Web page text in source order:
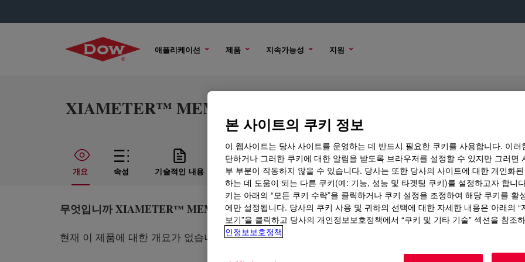
애플리케이션 제품 지속가능성 지원
XIAMETER™ MEM-3346 Emulsion
개요 속성 기술적인 내용 샘플 옵션 구매 옵션
무엇입니까XIAMETER™ MEM-3346 Emulsion?
현재 이 제품에 대한 개요가 없습니다. 자세한 내용은 기술 내용, 샘플 / 구매 옵션 또는 Dow 연락처를 참
본 사이트의 쿠키 정보
이 웹사이트는 당사 사이트를 운영하는 데 반드시 필요한 쿠키를 사용합니다. 이러
단하거나 그러한 쿠키에 대한 알림을 받도록 브라우저를 설정할 수 있지만 그러면
부 부분이 작동하지 않을 수 있습니다. 당사는 또한 당사의 사이트에 대한 개인화
하는 데 도움이 되는 다른 쿠키(예: 기능, 성능 및 타겟팅 쿠키)를 설정하고자 합니
키는 아래의 “모든 쿠키 수락”을 클릭하거나 쿠키 설정을 조정하여 해당 쿠키를 활
에만 설정됩니다. 당사의 쿠키 사용 및 귀하의 선택에 대한 자세한 내용은 아래의 “
보기”을 클릭하고 당사의 개인정보보호정책에서 “쿠키 및 기타 기술” 섹션을 참조
인정보보호정책